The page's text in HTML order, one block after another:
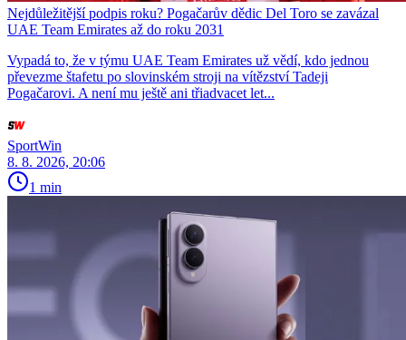
Nejdůležitější podpis roku? Pogačarův dědic Del Toro se zavázal
UAE Team Emirates až do roku 2031
Vypadá to, že v týmu UAE Team Emirates už vědí, kdo jednou
převezme štafetu po slovinském stroji na vítězství Tadeji
Pogačarovi. A není mu ještě ani třiadvacet let...
SportWin
8. 8. 2026, 20:06
1 min